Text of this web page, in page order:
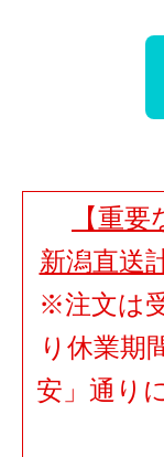
【重
新潟直送
※注文は
り休業期
安」通り